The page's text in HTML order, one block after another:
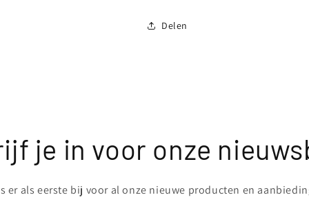
Delen
je in voor onze
er als eerste bij voor al onze nieuwe producten en